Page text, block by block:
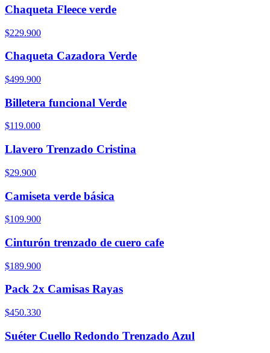
Chaqueta Fleece verde
$229.900
Chaqueta Cazadora Verde
$499.900
Billetera funcional Verde
$119.000
Llavero Trenzado Cristina
$29.900
Camiseta verde básica
$109.900
Cinturón trenzado de cuero cafe
$189.900
Pack 2x Camisas Rayas
$450.330
Suéter Cuello Redondo Trenzado Azul